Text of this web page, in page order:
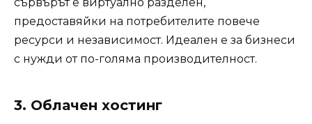
предоставяйки на потребителите повече
ресурси и независимост. Идеален е за бизнеси
с нужди от по-голяма производителност.
3. Облачен хостинг